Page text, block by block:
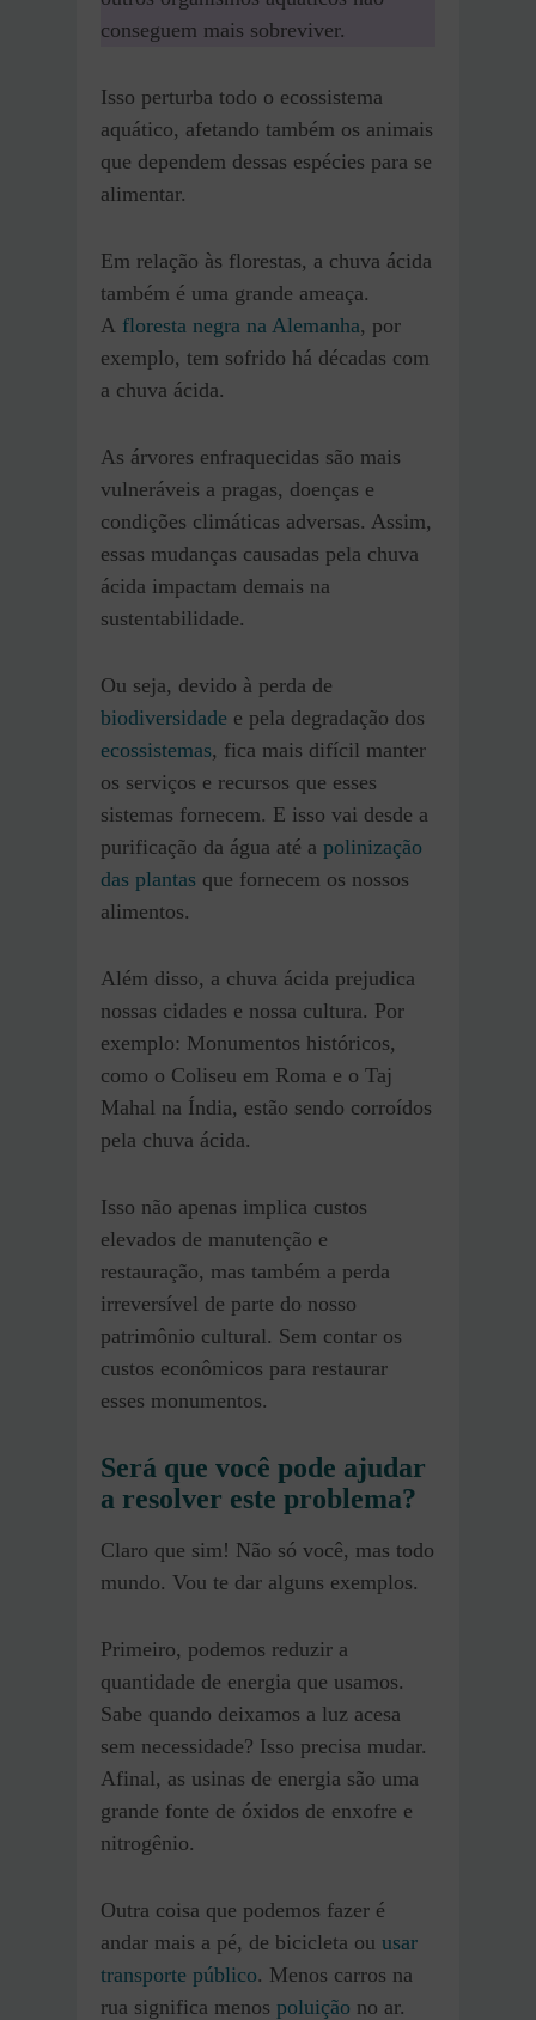
conseguem mais sobreviver.
Isso perturba todo o ecossistema
aquático, afetando também os animais
que dependem dessas espécies para se
alimentar.
Em relação às florestas, a chuva ácida
também é uma grande ameaça.
A floresta negra na Alemanha, por
exemplo, tem sofrido há décadas com
a chuva ácida.
As árvores enfraquecidas são mais
vulneráveis a pragas, doenças e
condições climáticas adversas. Assim,
essas mudanças causadas pela chuva
ácida impactam demais na
sustentabilidade.
Ou seja, devido à perda de
biodiversidade e pela degradação dos
ecossistemas, fica mais difícil manter
os serviços e recursos que esses
sistemas fornecem. E isso vai desde a
purificação da água até a polinização
das plantas que fornecem os nossos
alimentos.
Além disso, a chuva ácida prejudica
nossas cidades e nossa cultura. Por
exemplo: Monumentos históricos,
como o Coliseu em Roma e o Taj
Mahal na Índia, estão sendo corroídos
pela chuva ácida.
Isso não apenas implica custos
elevados de manutenção e
restauração, mas também a perda
irreversível de parte do nosso
patrimônio cultural. Sem contar os
custos econômicos para restaurar
esses monumentos.
Será que você pode ajudar
a resolver este problema?
Claro que sim! Não só você, mas todo
mundo. Vou te dar alguns exemplos.
Primeiro, podemos reduzir a
quantidade de energia que usamos.
Sabe quando deixamos a luz acesa
sem necessidade? Isso precisa mudar.
Afinal, as usinas de energia são uma
grande fonte de óxidos de enxofre e
nitrogênio.
Outra coisa que podemos fazer é
andar mais a pé, de bicicleta ou usar
transporte público. Menos carros na
rua significa menos poluição no ar.